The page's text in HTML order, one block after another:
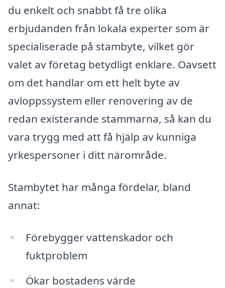
du enkelt och snabbt få tre olika
erbjudanden från lokala experter som är
specialiserade på stambyte, vilket gör
valet av företag betydligt enklare. Oavsett
om det handlar om ett helt byte av
avloppssystem eller renovering av de
redan existerande stammarna, så kan du
vara trygg med att få hjälp av kunniga
yrkespersoner i ditt närområde.
Stambytet har många fördelar, bland
annat:
Förebygger vattenskador och
fuktproblem
Ökar bostadens värde